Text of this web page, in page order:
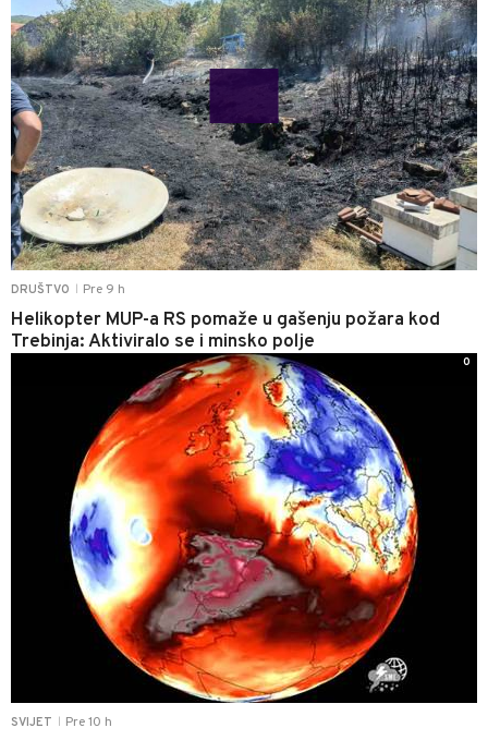
DRUŠTVO Pre 9 h
Helikopter MUP-a RS pomaže u gašenju požara kod
Trebinja: Aktiviralo se i minsko polje
SVIJET Pre 10 h
0